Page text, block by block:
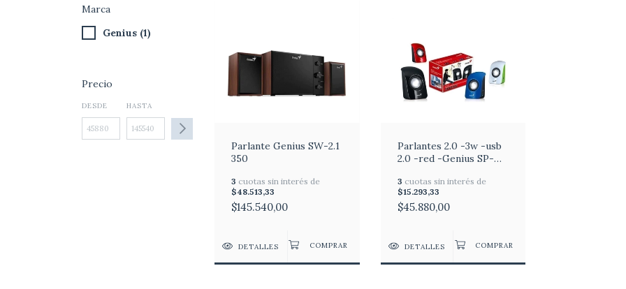
Marca
Genius (1)
Precio
DESDE HASTA
Parlante Genius SW-2.1
350
3 cuotas sin interés de
$48.513,33
$145.540,00
DETALLES
Parlantes 2.0 -3w -usb
2.0 -red -Genius SP-
3 cuotas sin interés de
$15.293,33
$45.880,00
DETALLES